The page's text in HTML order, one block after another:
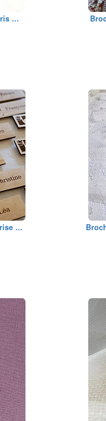
...
...